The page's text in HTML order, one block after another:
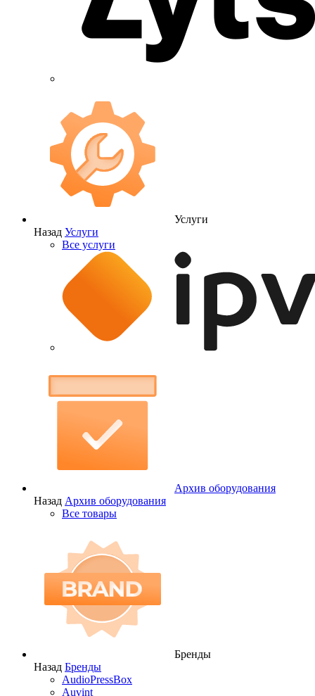
Услуги
Назад Услуги
Все услуги
Архив оборудования
Назад Архив оборудования
Все товары
Бренды
Назад Бренды
AudioPressBox
Auvint